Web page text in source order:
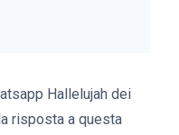
Hallelujah dei
risposta a questa